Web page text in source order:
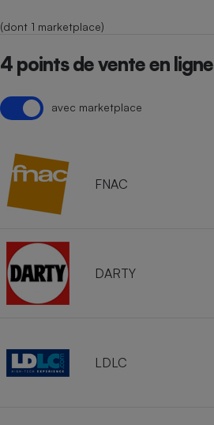
(dont 1 marketplace)
4 points de vente en ligne
avec marketplace
FNAC
DARTY
LDLC